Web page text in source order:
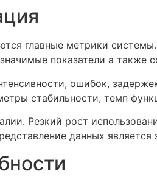
главные метрики
показатели а также
ошибок,
стабильности, темп
Резкий рост
данных